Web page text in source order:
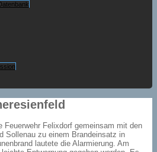
Feuerwehr Felixdorf gemeinsam mit den
Sollenau zu einem Brandeinsatz in
lautete die Alarmierung. Am